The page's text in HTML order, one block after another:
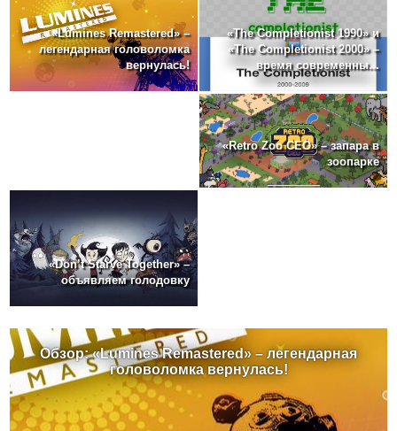
«Lumines Remastered» –
легендарная головоломка
вернулась!
«The Completionist 1990» и
«The Completionist 2000» –
время современны...
«Retro Zoo CEO» – запара в
зоопарке
«Don’t Starve Together» –
объявляем голодовку
Обзор: «Lumines Remastered» – легендарная
головоломка вернулась!